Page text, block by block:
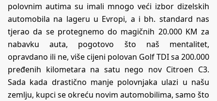
polovnim autima su imali mnogo veći izbor dizelskih
automobila na lageru u Evropi, a i bh. standard nas
tjerao da se protegnemo do magičnih 20.000 KM za
nabavku auta, pogotovo što naš mentalitet,
opravdano ili ne, više cijeni polovan Golf TDI sa 200.000
pređenih kilometara na satu nego nov Citroen C3.
Sada kada drastično manje polovnjaka ulazi u našu
zemlju, kupci se okreću novim automobilima, samo što